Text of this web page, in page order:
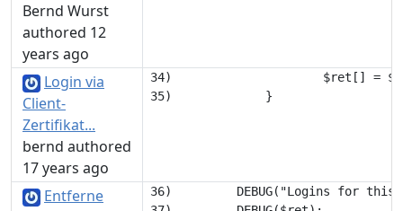
Bernd Wurst
authored 12
years ago
Login via
Client-
Zertifikat...
bernd authored
17 years ago
34) 			$ret[] = $row;
Entferne
36)         DEBUG("Logins for